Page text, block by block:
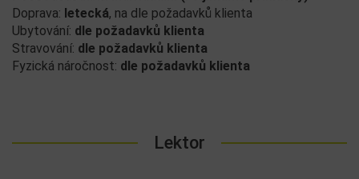
Doprava: letecká, na dle požadavků klienta
Ubytování: dle požadavků klienta
Stravování: dle požadavků klienta
Fyzická náročnost: dle požadavků klienta
Lektor